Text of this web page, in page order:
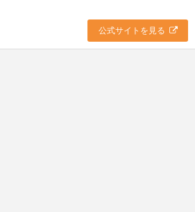
公式サイトを見る